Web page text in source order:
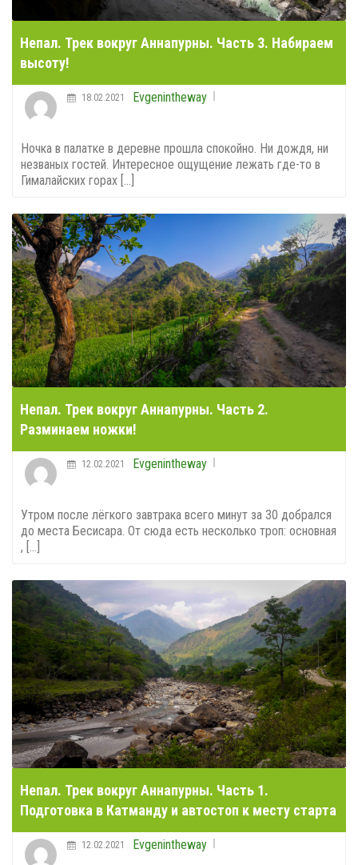
Непал. Трек вокруг Аннапурны. Часть 3. Набираем
высоту!
Evgenintheway
18.02.2021
Ночка в палатке в деревне прошла спокойно. Ни дождя, ни
незваных гостей. Интересное ощущение лежать где-то в
Гималайских горах [...]
Непал. Трек вокруг Аннапурны. Часть 2.
Разминаем ножки!
Evgenintheway
12.02.2021
Утром после лёгкого завтрака всего минут за 30 добрался
до места Бесисара. От сюда есть несколько троп: основная
, [...]
Непал. Трек вокруг Аннапурны. Часть 1.
Подготовка в Катманду и автостоп к месту старта
Evgenintheway
12.02.2021